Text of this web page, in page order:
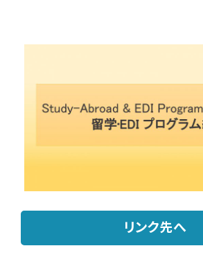
リンク先へ